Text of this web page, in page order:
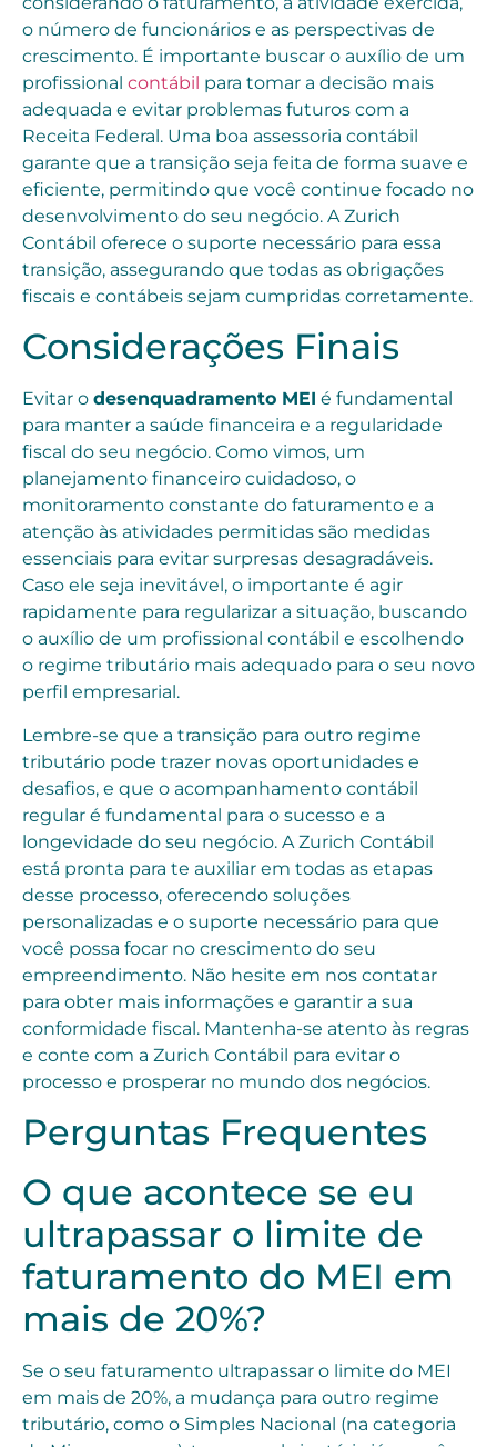
o número de funcionários e as perspectivas de
crescimento. É importante buscar o auxílio de um
profissional contábil para tomar a decisão mais
adequada e evitar problemas futuros com a
Receita Federal. Uma boa assessoria contábil
garante que a transição seja feita de forma suave e
eficiente, permitindo que você continue focado no
desenvolvimento do seu negócio. A Zurich
Contábil oferece o suporte necessário para essa
transição, assegurando que todas as obrigações
fiscais e contábeis sejam cumpridas corretamente.
Considerações Finais
Evitar o desenquadramento MEI é fundamental
para manter a saúde financeira e a regularidade
fiscal do seu negócio. Como vimos, um
planejamento financeiro cuidadoso, o
monitoramento constante do faturamento e a
atenção às atividades permitidas são medidas
essenciais para evitar surpresas desagradáveis.
Caso ele seja inevitável, o importante é agir
rapidamente para regularizar a situação, buscando
o auxílio de um profissional contábil e escolhendo
o regime tributário mais adequado para o seu novo
perfil empresarial.
Lembre-se que a transição para outro regime
tributário pode trazer novas oportunidades e
desafios, e que o acompanhamento contábil
regular é fundamental para o sucesso e a
longevidade do seu negócio. A Zurich Contábil
está pronta para te auxiliar em todas as etapas
desse processo, oferecendo soluções
personalizadas e o suporte necessário para que
você possa focar no crescimento do seu
empreendimento. Não hesite em nos contatar
para obter mais informações e garantir a sua
conformidade fiscal. Mantenha-se atento às regras
e conte com a Zurich Contábil para evitar o
processo e prosperar no mundo dos negócios.
Perguntas Frequentes
O que acontece se eu
ultrapassar o limite de
faturamento do MEI em
mais de 20%?
Se o seu faturamento ultrapassar o limite do MEI
em mais de 20%, a mudança para outro regime
tributário, como o Simples Nacional (na categoria